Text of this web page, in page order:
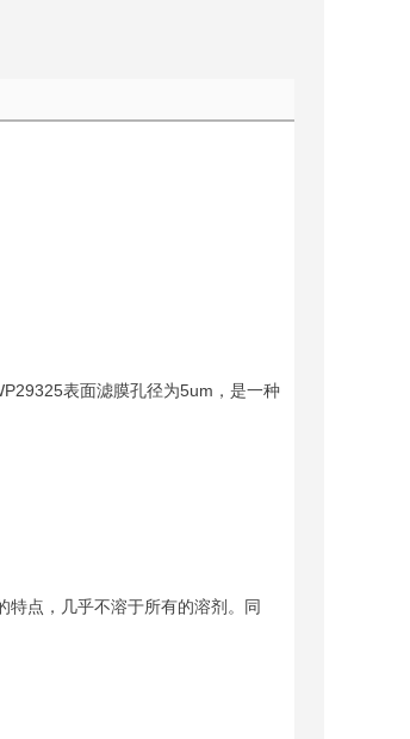
表面滤膜孔径为5um，是一种
特点，几乎不溶于所有的溶剂。同